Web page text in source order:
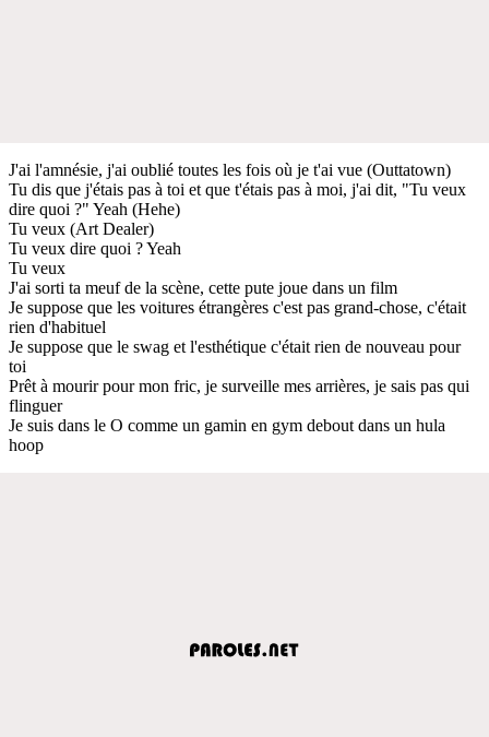
J'ai l'amnésie, j'ai oublié toutes les fois où je t'ai vue (Outtatown)
Tu dis que j'étais pas à toi et que t'étais pas à moi, j'ai dit, "Tu veux
dire quoi ?" Yeah (Hehe)
Tu veux (Art Dealer)
Tu veux dire quoi ? Yeah
Tu veux
J'ai sorti ta meuf de la scène, cette pute joue dans un film
Je suppose que les voitures étrangères c'est pas grand-chose, c'était
rien d'habituel
Je suppose que le swag et l'esthétique c'était rien de nouveau pour
toi
Prêt à mourir pour mon fric, je surveille mes arrières, je sais pas qui
flinguer
Je suis dans le O comme un gamin en gym debout dans un hula
hoop